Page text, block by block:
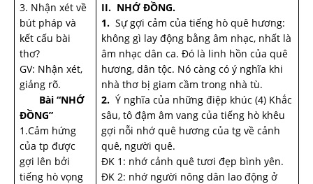
3. Nhận xét về
bút pháp và
kết cấu bài
thơ?
GV: Nhận xét,
giảng rõ.
Bài “NHỚ
ĐỒNG”
1.Cảm hứng
của tp được
gợi lên bởi
tiếng hò vọng
II. NHỚ ĐỒNG.
1. Sự gợi cảm của tiếng hò quê hương:
không gì lay động bằng âm nhạc, nhất là
âm nhạc dân ca. Đó là linh hồn của quê
hương, dân tộc. Nó càng có ý nghĩa khi
nhà thơ bị giam cầm trong nhà tù.
2. Ý nghĩa của những điệp khúc (4) Khắc
sâu, tô đậm âm vang của tiếng hò khêu
gợi nỗi nhớ quê hương của tg về cảnh
quê, người quê.
ĐK 1: nhớ cảnh quê tươi đẹp bình yên.
ĐK 2: nhớ người nông dân lao động ở